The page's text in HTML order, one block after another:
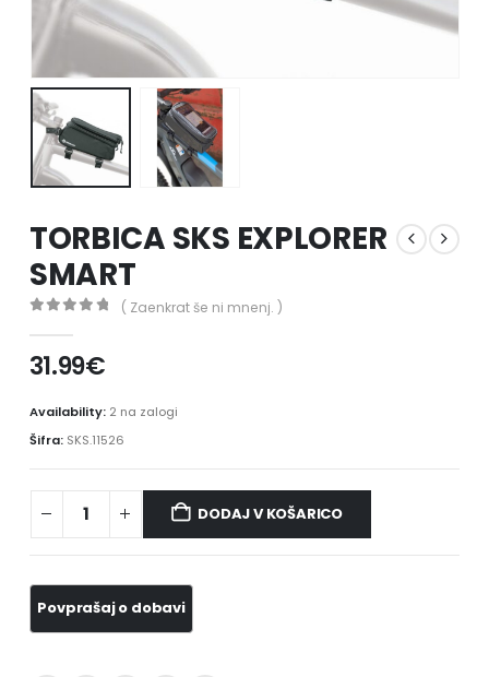
TORBICA SKS EXPLORER
SMART
( Zaenkrat še ni mnenj. )
31.99€
Availability: 2 na zalogi
Šifra: SKS.11526
DODAJ V KOŠARICO